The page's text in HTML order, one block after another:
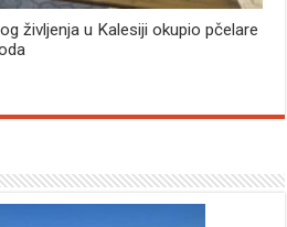
življenja u Kalesiji okupio pčelare